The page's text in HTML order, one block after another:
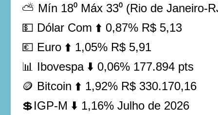
⛅ Mín 18⁰ Máx 33⁰ (Rio de Janeiro-
💵 Dólar Com ⬆️ 0,87% R$ 5,13
💶 Euro ⬆️ 1,05% R$ 5,91
📊 Ibovespa ⬇️ 0,06% 177.894 pts
🪙 Bitcoin ⬆️ 1,92% R$ 330.170,16
💲IGP-M ⬇️ 1,16% Julho de 2026